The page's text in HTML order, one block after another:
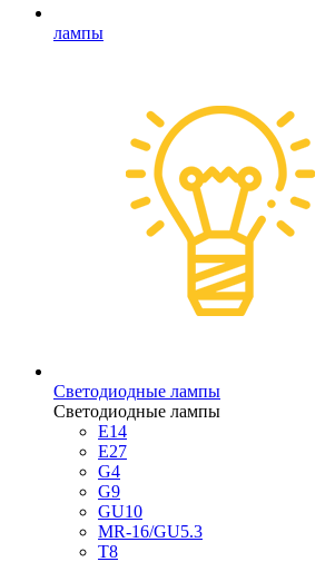
лампы
Светодиодные лампы
Светодиодные лампы
E14
E27
G4
G9
GU10
MR-16/GU5.3
T8